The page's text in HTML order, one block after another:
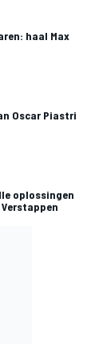
haal Max
Oscar Piastri
oplossingen